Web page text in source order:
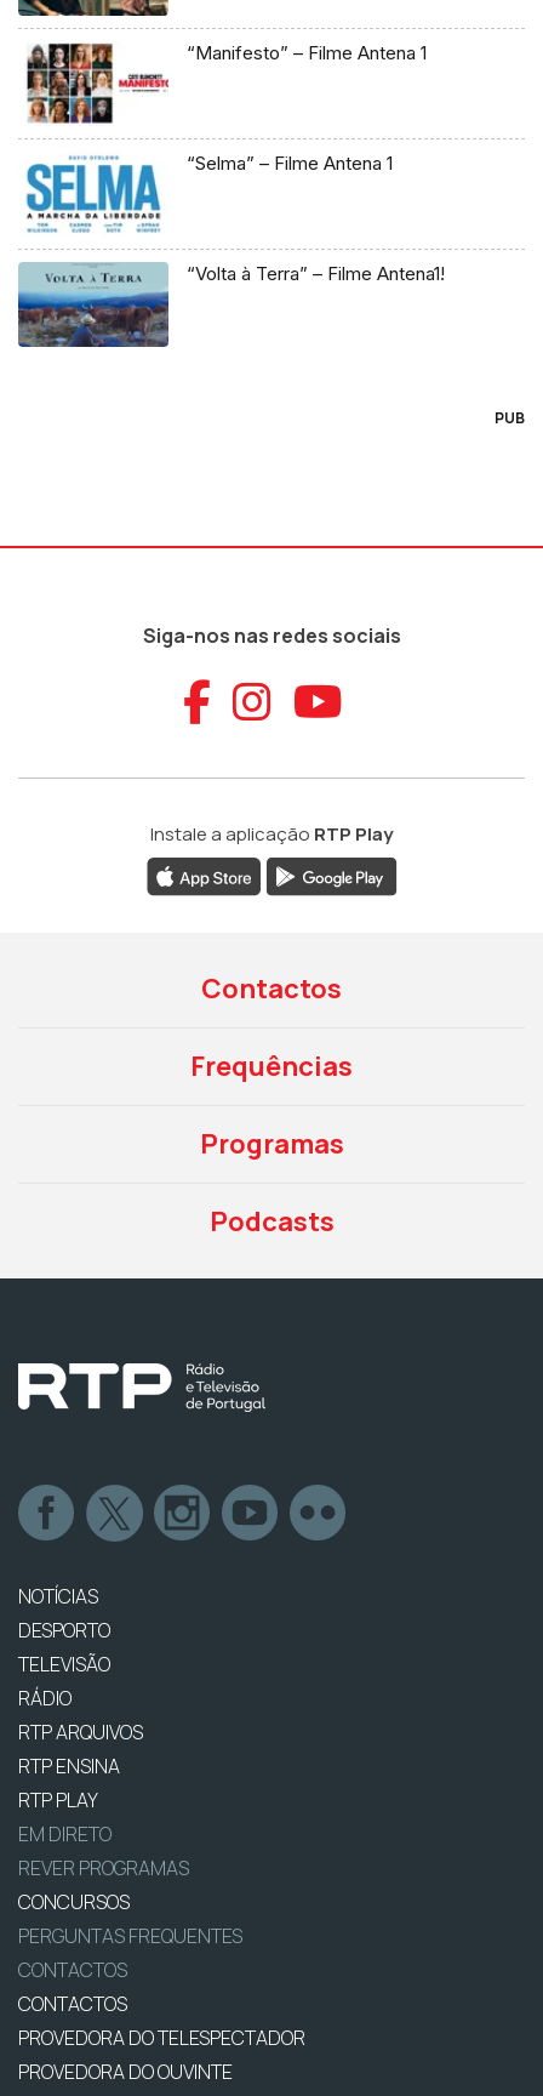
“Manifesto” – Filme Antena 1
“Selma” – Filme Antena 1
“Volta à Terra” – Filme Antena1!
PUB
Siga-nos nas redes sociais
Aceder ao
Aceder ao
Aceder
Instale a aplicação RTP Play
Contactos
Frequências
Programas
Podcasts
NOTÍCIAS
DESPORTO
TELEVISÃO
RÁDIO
RTP ARQUIVOS
RTP ENSINA
RTP PLAY
EM DIRETO
REVER PROGRAMAS
CONCURSOS
PERGUNTAS FREQUENTES
CONTACTOS
CONTACTOS
PROVEDORA DO TELESPECTADOR
PROVEDORA DO OUVINTE